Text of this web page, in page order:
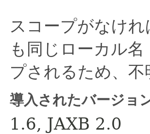
スコープがなけ
も同じローカル
プされるため、
導入されたバージョ
1.6, JAXB 2.0